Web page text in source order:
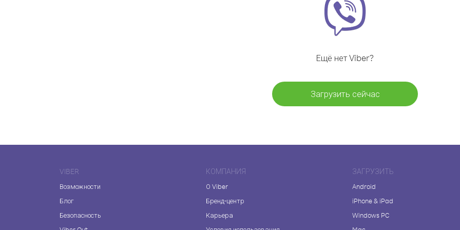
Ещё нет Viber?
Загрузить сейчас
VIBER
Возможности
Блог
Безопасность
КОМПАНИЯ
О Viber
Бренд-центр
Карьера
ЗАГРУЗИТЬ
Android
iPhone & iPad
Windows PC